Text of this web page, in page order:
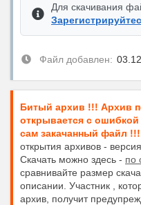
Для скачивания
Файл добавлен:
Битый архив !!! Архив
открывается с
сам закачанный файл !!!
открытия архивов -
Скачать можно здесь - по
сравнивайте размер
описании. Участник ,
архив, получит